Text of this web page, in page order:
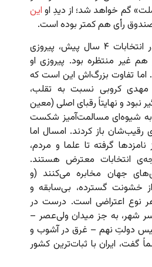
گم خواهد شد؛ از دیدِ اواین
رأی هم کمتر بوده است.
اما تفاوت چی‌ست؟ در انتخابات ۴ سال پیش، پیروزی
هم غیر منتظره بود. پیروزی او
اما تفاوت بزرگ‌اش این است که
مهدی کروبی نسبت به تقلب،
نبود و نهایتاً رقبای اصلی (معین
شیوه‌ای مسالمت‌آمیز شکست
رقیب‌شان باز کردند. امسال اما
گرفته تا علما و مردم،
انتخابات معترض هستند.
جهان مخابره می‌کنند (و
خشونت گسترده، بی‌سابقه و
نوع اعتراضی است. درست در
شهر، به جز میدان ولی‌عصر –
دولتِ نهم – غرق در آشوب و
گفت، ایران با ثبات‌ترین کشور